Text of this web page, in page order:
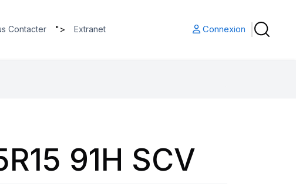
Contacter "> Extranet Connexion
91H SCV